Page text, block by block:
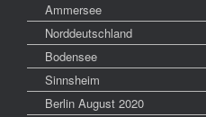
Ammersee
Norddeutschland
Bodensee
Sinnsheim
Berlin August 2020